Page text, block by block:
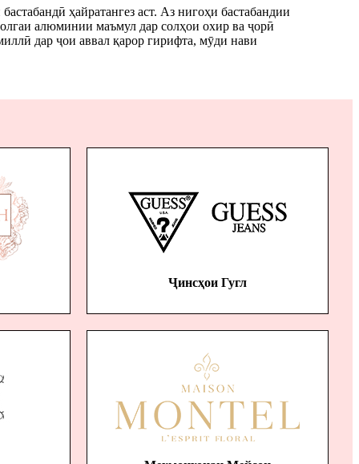
ҳайратангез аст. Аз нигоҳи бастабандии
алюминии маъмул дар солҳои охир ва ҷорӣ
дар ҷои аввал қарор гирифта, мӯди нави
Ҷинсҳои Гугл